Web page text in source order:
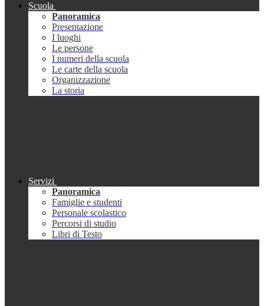
Scuola
Panoramica
Presentazione
I luoghi
Le persone
I numeri della scuola
Le carte della scuola
Organizzazione
La storia
Servizi
Panoramica
Famiglie e studenti
Personale scolastico
Percorsi di studio
Libri di Testo